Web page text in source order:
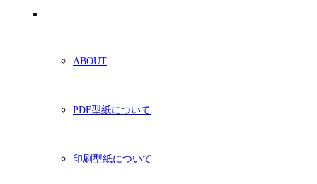
ABOUT
PDF型紙について
印刷型紙について